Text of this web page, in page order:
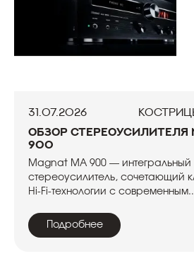
31.07.2026
Обзор стереоусилителя
900
Magnat MA 900 — интегральный
стереоусилитель, сочетающий
Hi-Fi-технологии с
Подробнее